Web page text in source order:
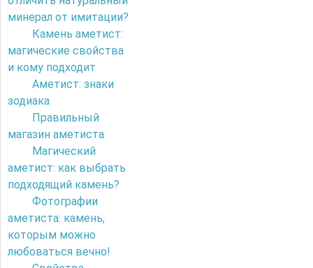
минерал от имитации?
Камень аметист:
магические свойства
и кому подходит
Аметист: знаки
зодиака
Правильный
магазин аметиста
Магический
аметист: как выбрать
подходящий камень?
Фотографии
аметиста: камень,
которым можно
любоваться вечно!